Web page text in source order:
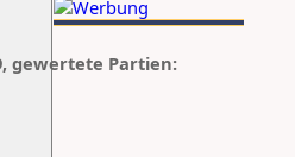
gewertete Partien: